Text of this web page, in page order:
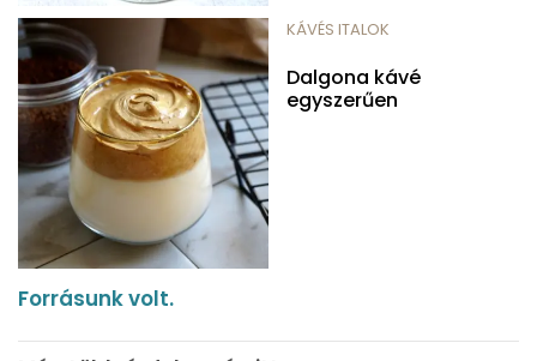
KÁVÉS ITALOK
Dalgona kávé
egyszerűen
Forrásunk volt.